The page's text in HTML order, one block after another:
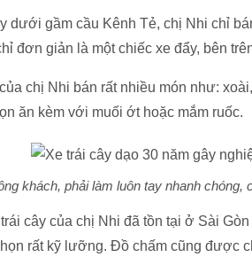
dưới gầm cầu Kênh Tẻ, chị Nhi chỉ
đơn giản là một chiếc xe đẩy, bên
chị Nhi bán rất nhiều món như:
ăn kèm với muối ớt hoặc mắm ruốc.
khách, phải làm luôn tay nhanh
cây của chị Nhi đã tồn tại ở Sài
rất kỹ lưỡng. Đồ chấm cũng được